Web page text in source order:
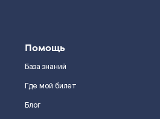
Помощь
База знаний
Где мой билет
Блог